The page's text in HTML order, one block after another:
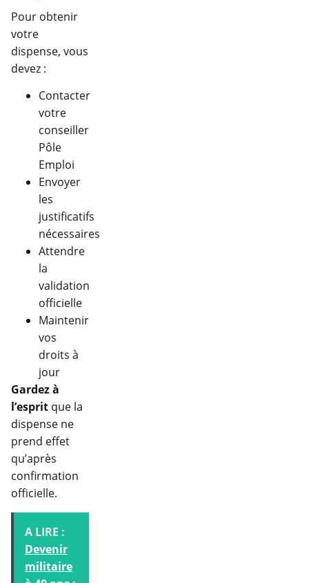
Pour obtenir
votre
dispense, vous
devez :
Contacter
votre
conseiller
Pôle
Emploi
Envoyer
les
justificatifs
nécessaires
Attendre
la
validation
officielle
Maintenir
vos
droits à
jour
Gardez à
l’esprit que la
dispense ne
prend effet
qu’après
confirmation
officielle.
A LIRE :
Devenir
militaire